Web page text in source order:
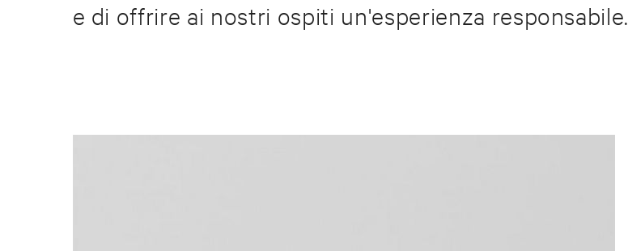
e di offrire ai nostri ospiti un'esperienza responsabile.